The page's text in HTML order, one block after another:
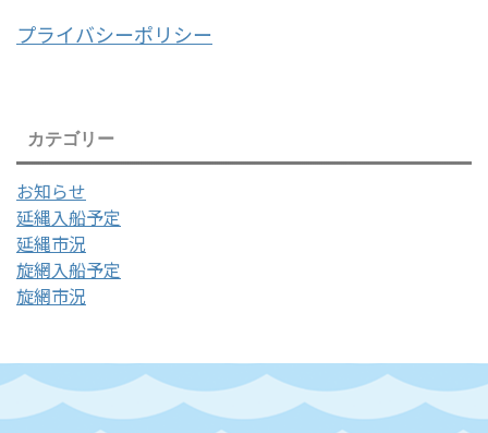
プライバシーポリシー
カテゴリー
お知らせ
延縄入船予定
延縄市況
旋網入船予定
旋網市況